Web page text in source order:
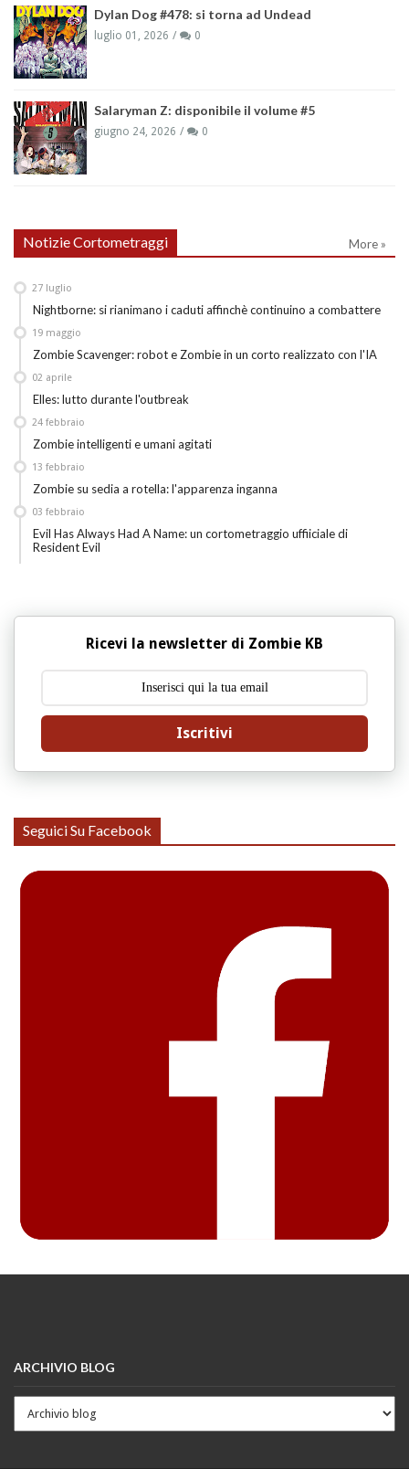
Dylan Dog #478: si torna ad Undead
luglio 01, 2026 0
Salaryman Z: disponibile il volume #5
giugno 24, 2026 0
Notizie Cortometraggi More »
Nightborne: si rianimano i caduti affinchè continuino a combattere
27 luglio
Zombie Scavenger: robot e Zombie in un corto realizzato con l'IA
19 maggio
Elles: lutto durante l'outbreak
02 aprile
Zombie intelligenti e umani agitati
24 febbraio
Zombie su sedia a rotella: l'apparenza inganna
13 febbraio
Evil Has Always Had A Name: un cortometraggio uffiiciale di
Resident Evil
03 febbraio
Ricevi la newsletter di Zombie KB
Iscritivi
Seguici Su Facebook
ARCHIVIO BLOG